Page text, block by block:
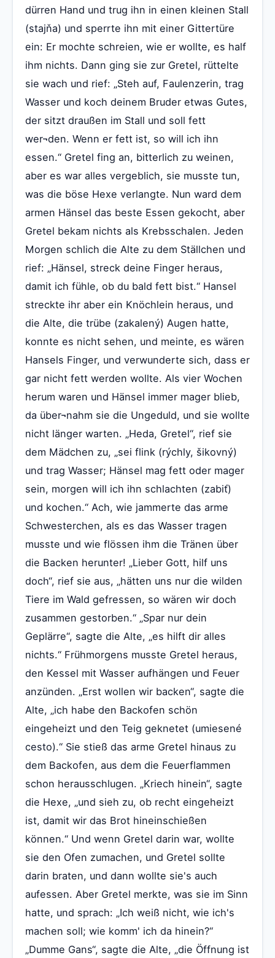
dürren Hand und trug ihn in einen kleinen Stall
(stajňa) und sperrte ihn mit einer Gittertüre
ein: Er mochte schreien, wie er wollte, es half
ihm nichts. Dann ging sie zur Gretel, rüttelte
sie wach und rief: „Steh auf, Faulenzerin, trag
Wasser und koch deinem Bruder etwas Gutes,
der sitzt draußen im Stall und soll fett
wer¬den. Wenn er fett ist, so will ich ihn
essen.“ Gretel fing an, bitterlich zu weinen,
aber es war alles vergeblich, sie musste tun,
was die böse Hexe verlangte. Nun ward dem
armen Hänsel das beste Essen gekocht, aber
Gretel bekam nichts als Krebsschalen. Jeden
Morgen schlich die Alte zu dem Ställchen und
rief: „Hänsel, streck deine Finger heraus,
damit ich fühle, ob du bald fett bist.“ Hansel
streckte ihr aber ein Knöchlein heraus, und
die Alte, die trübe (zakalený) Augen hatte,
konnte es nicht sehen, und meinte, es wären
Hansels Finger, und verwunderte sich, dass er
gar nicht fett werden wollte. Als vier Wochen
herum waren und Hänsel immer mager blieb,
da über¬nahm sie die Ungeduld, und sie wollte
nicht länger warten. „Heda, Gretel“, rief sie
dem Mädchen zu, „sei flink (rýchly, šikovný)
und trag Wasser; Hänsel mag fett oder mager
sein, morgen will ich ihn schlachten (zabiť)
und kochen.“ Ach, wie jammerte das arme
Schwesterchen, als es das Wasser tragen
musste und wie flössen ihm die Tränen über
die Backen herunter! „Lieber Gott, hilf uns
doch“, rief sie aus, „hätten uns nur die wilden
Tiere im Wald gefressen, so wären wir doch
zusammen gestorben.“ „Spar nur dein
Geplärre“, sagte die Alte, „es hilft dir alles
nichts.“ Frühmorgens musste Gretel heraus,
den Kessel mit Wasser aufhängen und Feuer
anzünden. „Erst wollen wir backen“, sagte die
Alte, „ich habe den Backofen schön
eingeheizt und den Teig geknetet (umiesené
cesto).“ Sie stieß das arme Gretel hinaus zu
dem Backofen, aus dem die Feuerflammen
schon herausschlugen. „Kriech hinein“, sagte
die Hexe, „und sieh zu, ob recht eingeheizt
ist, damit wir das Brot hineinschießen
können.“ Und wenn Gretel darin war, wollte
sie den Ofen zumachen, und Gretel sollte
darin braten, und dann wollte sie's auch
aufessen. Aber Gretel merkte, was sie im Sinn
hatte, und sprach: „Ich weiß nicht, wie ich's
machen soll; wie komm' ich da hinein?“
„Dumme Gans“, sagte die Alte, „die Öffnung ist